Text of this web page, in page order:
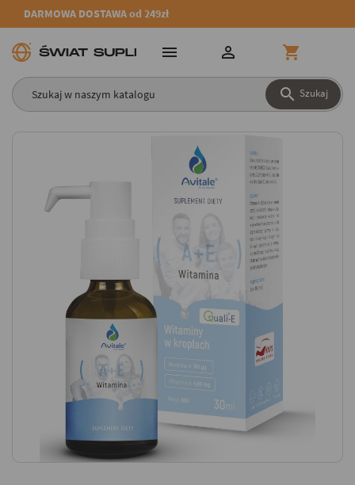
DARMOWA DOSTAWA od 249zł
 Szukaj
  